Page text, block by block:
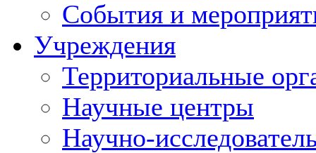
События и
Учреждения
Территориальные
Научные центры
Научно-